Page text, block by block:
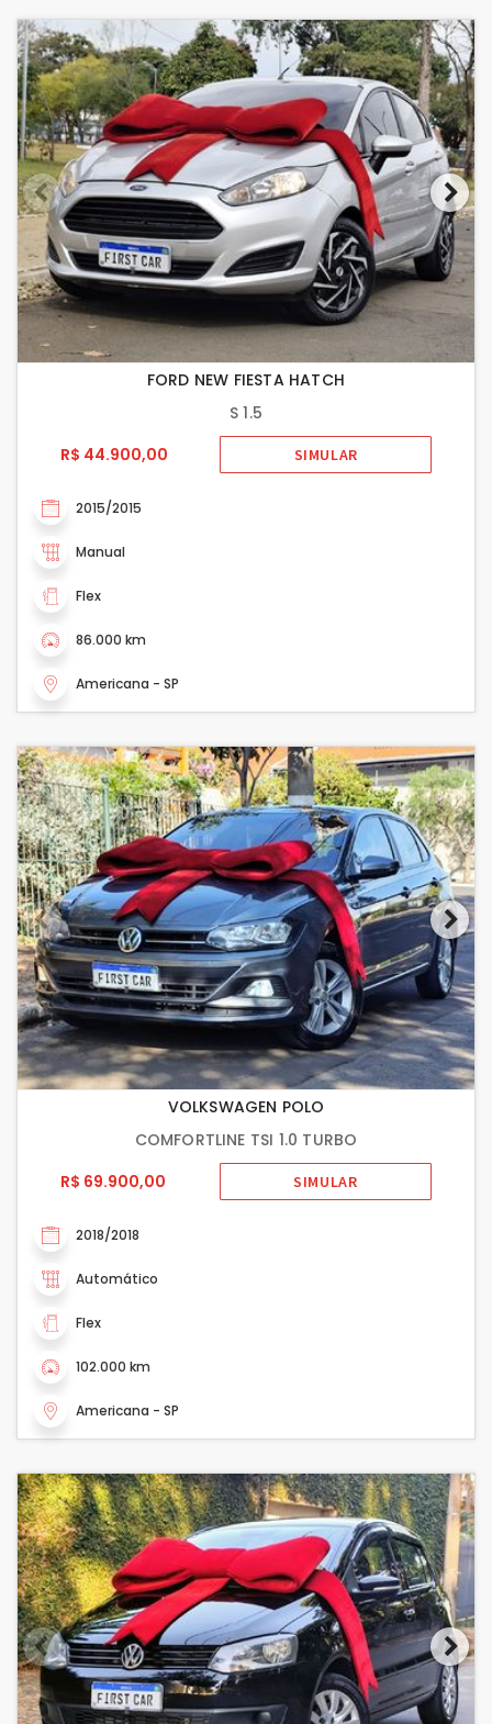
FORD NEW FIESTA HATCH
S 1.5
R$ 44.900,00
SIMULAR
2015/2015
Manual
Flex
86.000 km
Americana - SP
VOLKSWAGEN POLO
COMFORTLINE TSI 1.0 TURBO
R$ 69.900,00
SIMULAR
2018/2018
Automático
Flex
102.000 km
Americana - SP